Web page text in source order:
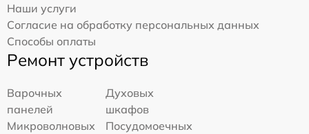
Наши услуги
Согласие на обработку персональных данных
Способы оплаты
Ремонт устройств
Варочных
панелей
Духовых
шкафов
Микроволновых
Посудомоечных